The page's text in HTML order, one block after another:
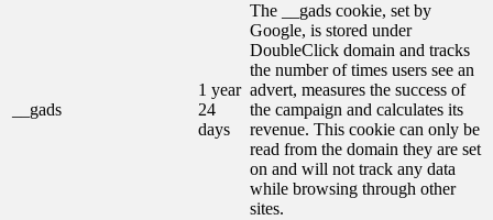
__gads
1 year
24
days
The __gads cookie, set by
Google, is stored under
DoubleClick domain and tracks
the number of times users see an
advert, measures the success of
the campaign and calculates its
revenue. This cookie can only be
read from the domain they are set
on and will not track any data
while browsing through other
sites.